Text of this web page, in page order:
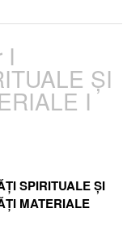
I
ŞI
I
SPIRITUALE ŞI
MATERIALE